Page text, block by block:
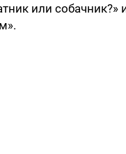
или собачник?»